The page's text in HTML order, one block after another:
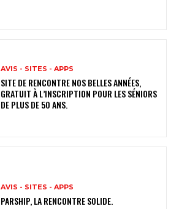
AVIS - SITES - APPS
SITE DE RENCONTRE NOS BELLES ANNÉES,
GRATUIT À L’INSCRIPTION POUR LES SÉNIORS
DE PLUS DE 50 ANS.
AVIS - SITES - APPS
PARSHIP, LA RENCONTRE SOLIDE.